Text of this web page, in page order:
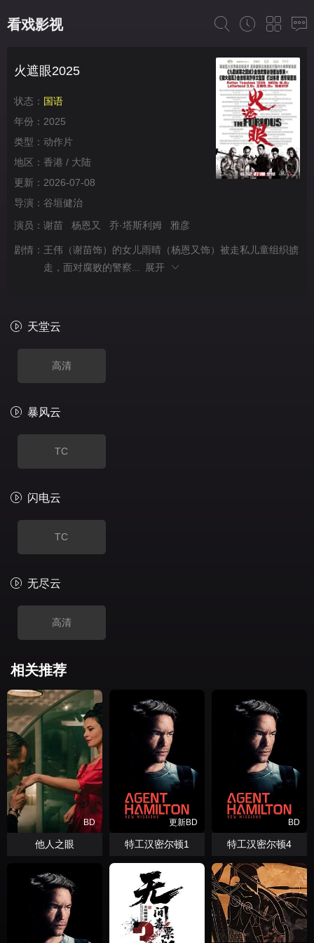
看戏影视
火遮眼2025
状态： 国语
年份： 2025
类型： 动作片
地区： 香港 / 大陆
更新： 2026-07-08
导演： 谷垣健治
演员： 谢苗 杨恩又 乔·塔斯利姆 雅彦
剧情： 王伟（谢苗饰）的女儿雨晴（杨恩又饰）被走私儿童组织掳
走，面对腐败的警察...
展开
天堂云
高清
暴风云
TC
闪电云
TC
无尽云
高清
相关推荐
BD
他人之眼
更新BD
特工汉密尔顿1
BD
特工汉密尔顿4